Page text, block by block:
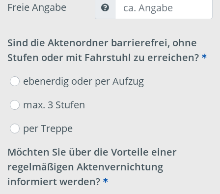
Freie Angabe
Sind die Aktenordner barrierefrei, ohne
Stufen oder mit Fahrstuhl zu erreichen?
ebenerdig oder per Aufzug
max. 3 Stufen
per Treppe
Möchten Sie über die Vorteile einer
regelmäßigen Aktenvernichtung
informiert werden?